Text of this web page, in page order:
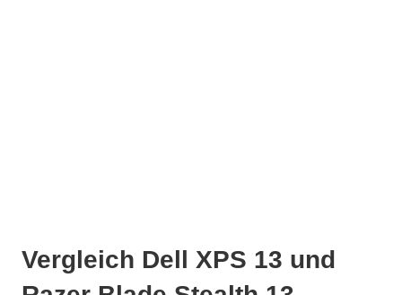
Vergleich Dell XPS 13 und